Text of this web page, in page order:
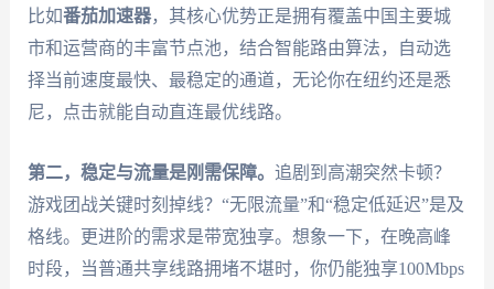
比如番茄加速器，其核心优势正是拥有覆盖中国主要城
市和运营商的丰富节点池，结合智能路由算法，自动选
择当前速度最快、最稳定的通道，无论你在纽约还是悉
尼，点击就能自动直连最优线路。
第二，稳定与流量是刚需保障。 追剧到高潮突然卡顿？
游戏团战关键时刻掉线？“无限流量”和“稳定低延迟”是及
格线。更进阶的需求是带宽独享。想象一下，在晚高峰
时段，当普通共享线路拥堵不堪时，你仍能独享100Mbps